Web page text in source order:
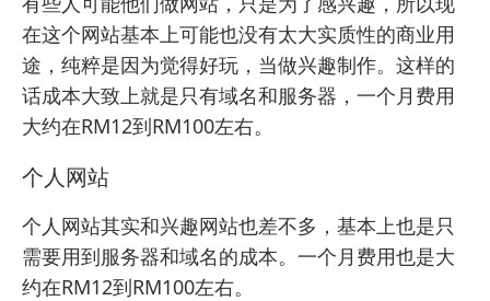
在这个网站基本上可能也没有太大实质性的商业用
途，纯粹是因为觉得好玩，当做兴趣制作。这样的
话成本大致上就是只有域名和服务器，一个月费用
大约在RM12到RM100左右。
个人网站
个人网站其实和兴趣网站也差不多，基本上也是只
需要用到服务器和域名的成本。一个月费用也是大
约在RM12到RM100左右。